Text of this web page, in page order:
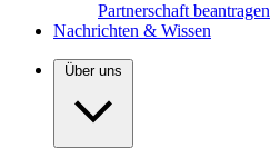
Partnerschaft beantragen
Nachrichten & Wissen
Über uns